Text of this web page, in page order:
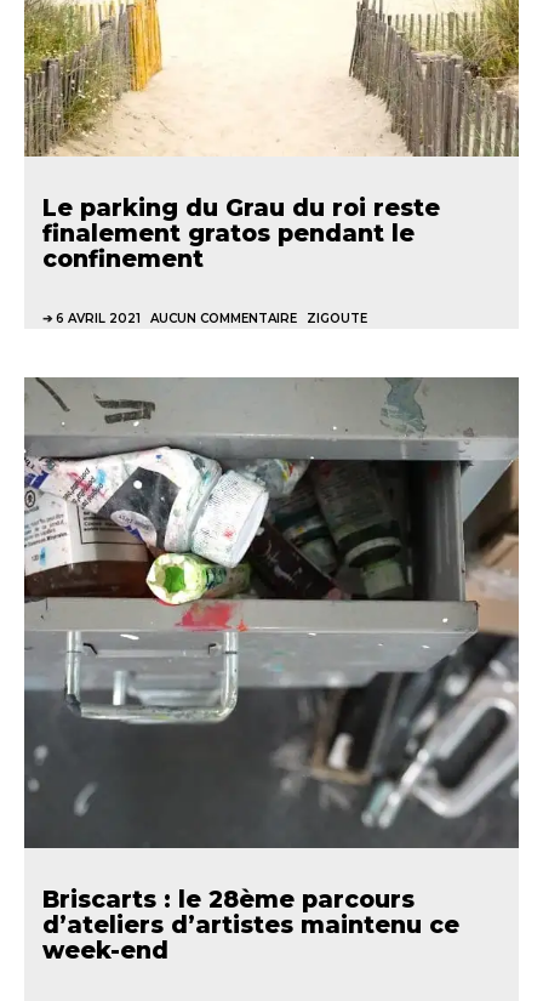
Le parking du Grau du roi reste
finalement gratos pendant le
confinement
6 AVRIL 2021 AUCUN COMMENTAIRE ZIGOUTE
Briscarts : le 28ème parcours
d’ateliers d’artistes maintenu ce
week-end